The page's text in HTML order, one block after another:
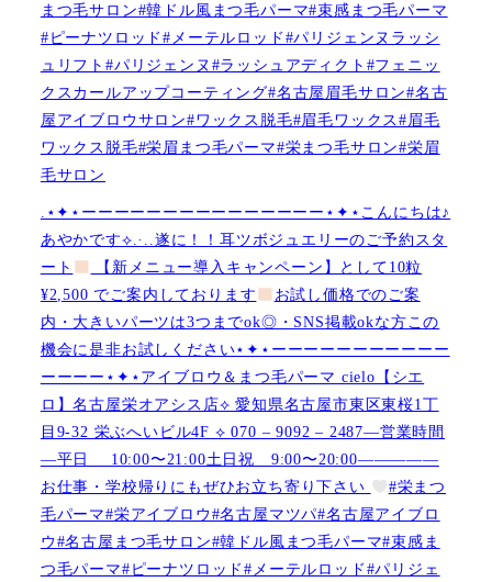
まつ毛サロン#韓ドル風まつ毛パーマ#束感まつ毛パーマ
#ピーナツロッド#メーテルロッド#パリジェンヌラッシ
ュリフト#パリジェンヌ#ラッシュアディクト#フェニッ
クスカールアップコーティング#名古屋眉毛サロン#名古
屋アイブロウサロン#ワックス脱毛#眉毛ワックス#眉毛
ワックス脱毛#栄眉まつ毛パーマ#栄まつ毛サロン#栄眉
毛サロン
.⋆✦⋆ーーーーーーーーーーーーーーー⋆✦⋆こんにちは♪
あやかです︎⟡.·..遂に！！耳ツボジュエリーのご予約スタ
ート
【新メニュー導入キャンペーン】として10粒
¥2,500 でご案内しております
お試し価格でのご案
内・大きいパーツは3つまでok◎・SNS掲載okな方この
機会に是非お試しください⋆✦⋆ーーーーーーーーーーー
ーーーー⋆✦⋆アイブロウ＆まつ毛パーマ cielo【シエ
ロ】名古屋栄オアシス店︎︎⟡ 愛知県名古屋市東区東桜1丁
目9-32 栄ぶへいビル4F ︎︎⟡ 070 – 9092 – 2487—営業時間
—平日 10:00〜21:00土日祝 9:00〜20:00—————
お仕事・学校帰りにもぜひお立ち寄り下さい
#栄まつ
毛パーマ#栄アイブロウ#名古屋マツパ#名古屋アイブロ
ウ#名古屋まつ毛サロン#韓ドル風まつ毛パーマ#束感ま
つ毛パーマ#ピーナツロッド#メーテルロッド#パリジェ